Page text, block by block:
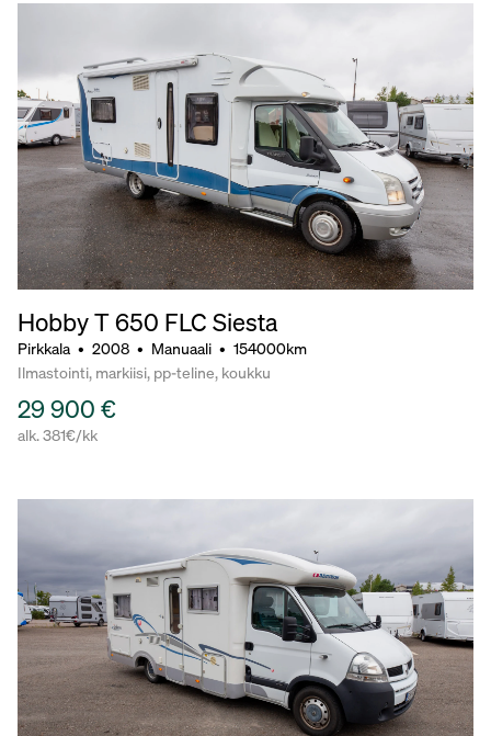
Hobby T 650 FLC Siesta
Pirkkala • 2008 • Manuaali • 154000km
Ilmastointi, markiisi, pp-teline, koukku
29 900 €
alk. 381€/kk